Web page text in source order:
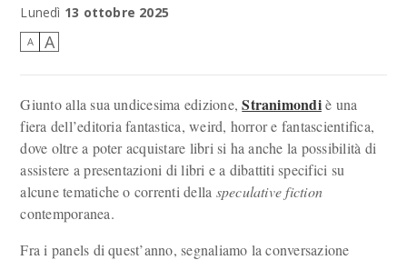
Lunedì 13 ottobre 2025
A A
Giunto alla sua undicesima edizione,Stranimondiè una
fiera dell’editoria fantastica, weird, horror e fantascientifica,
dove oltre a poter acquistare libri si ha anche la possibilità di
assistere a presentazioni di libri e a dibattiti specifici su
alcune tematiche o correnti della speculative fiction
contemporanea.
Fra i panels di quest’anno, segnaliamo la conversazione